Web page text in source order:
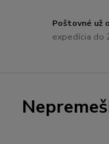
Poštovné už
expedícia do